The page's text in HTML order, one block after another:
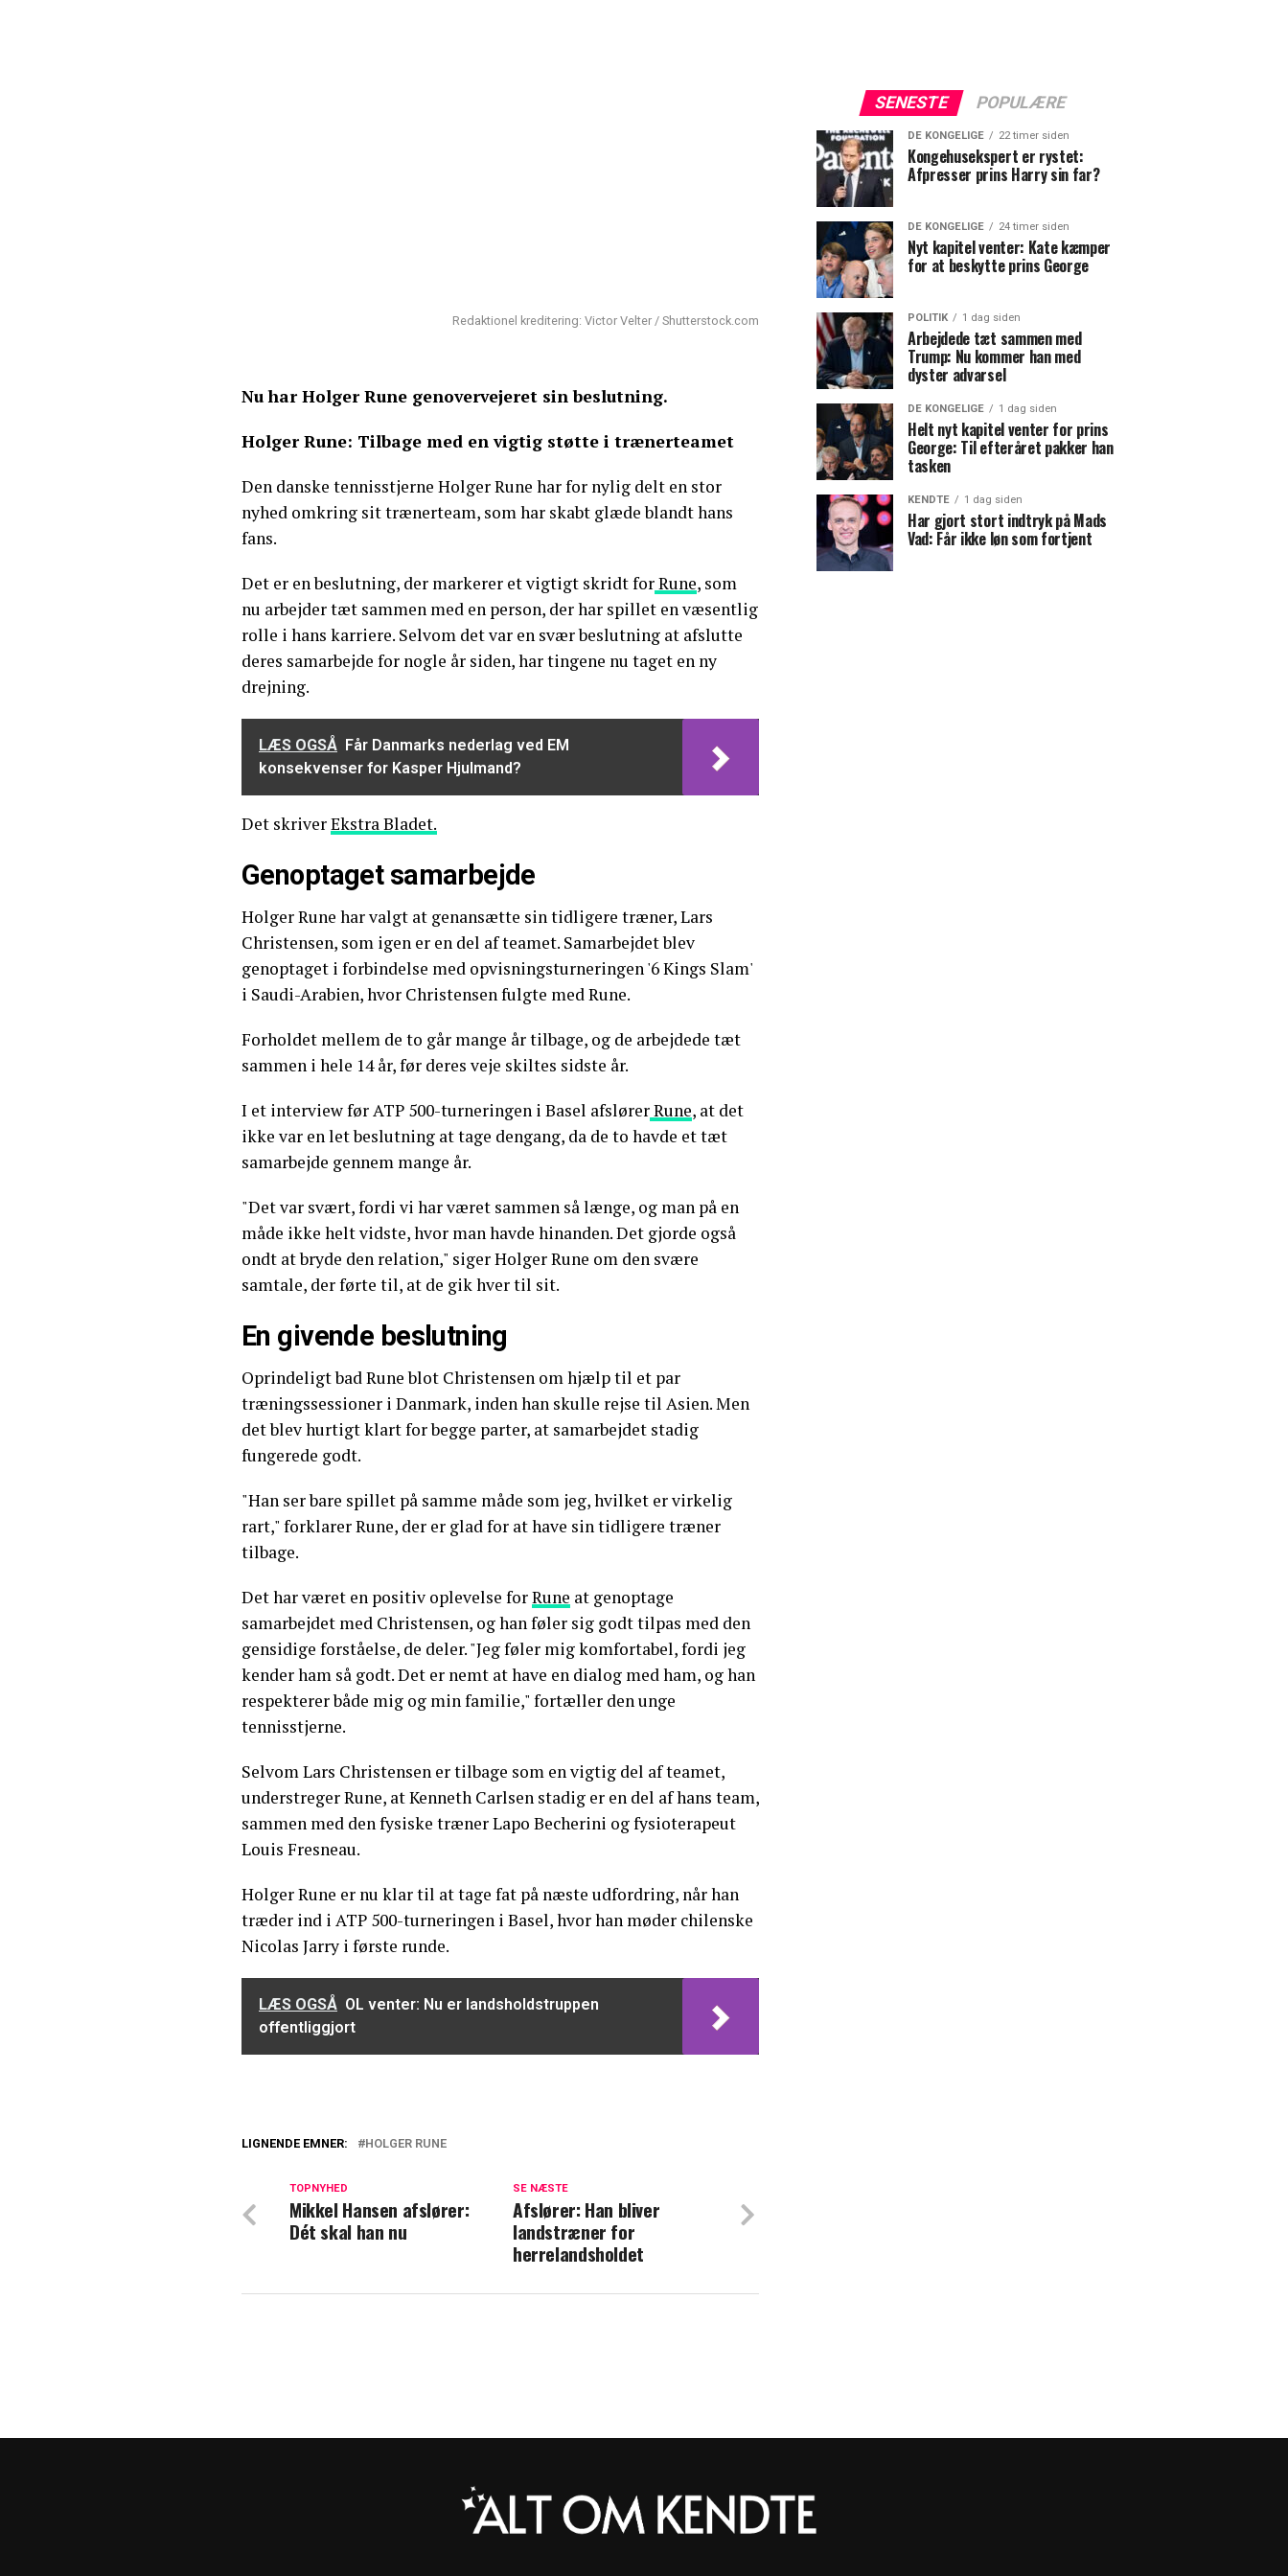
Redaktionel kreditering: Victor Velter / Shutterstock.com
Nu har Holger Rune genovervejeret sin beslutning.
Holger Rune: Tilbage med en vigtig støtte i trænerteamet
Den danske tennisstjerne Holger Rune har for nylig delt en stor
nyhed omkring sit trænerteam, som har skabt glæde blandt hans
fans.
Det er en beslutning, der markerer et vigtigt skridt forRune, som
nu arbejder tæt sammen med en person, der har spillet en væsentlig
rolle i hans karriere. Selvom det var en svær beslutning at afslutte
deres samarbejde for nogle år siden, har tingene nu taget en ny
drejning.
LÆS OGSÅ Får Danmarks nederlag ved EM
konsekvenser for Kasper Hjulmand?
Det skriverEkstra Bladet.
Genoptaget samarbejde
Holger Rune har valgt at genansætte sin tidligere træner, Lars
Christensen, som igen er en del af teamet. Samarbejdet blev
genoptaget i forbindelse med opvisningsturneringen '6 Kings Slam'
i Saudi-Arabien, hvor Christensen fulgte med Rune.
Forholdet mellem de to går mange år tilbage, og de arbejdede tæt
sammen i hele 14 år, før deres veje skiltes sidste år.
I et interview før ATP 500-turneringen i Basel afslørerRune, at det
ikke var en let beslutning at tage dengang, da de to havde et tæt
samarbejde gennem mange år.
"Det var svært, fordi vi har været sammen så længe, og man på en
måde ikke helt vidste, hvor man havde hinanden. Det gjorde også
ondt at bryde den relation," siger Holger Rune om den svære
samtale, der førte til, at de gik hver til sit.
En givende beslutning
Oprindeligt bad Rune blot Christensen om hjælp til et par
træningssessioner i Danmark, inden han skulle rejse til Asien. Men
det blev hurtigt klart for begge parter, at samarbejdet stadig
fungerede godt.
"Han ser bare spillet på samme måde som jeg, hvilket er virkelig
rart," forklarer Rune, der er glad for at have sin tidligere træner
tilbage.
Det har været en positiv oplevelse forRune at genoptage
samarbejdet med Christensen, og han føler sig godt tilpas med den
gensidige forståelse, de deler. "Jeg føler mig komfortabel, fordi jeg
kender ham så godt. Det er nemt at have en dialog med ham, og han
respekterer både mig og min familie," fortæller den unge
tennisstjerne.
Selvom Lars Christensen er tilbage som en vigtig del af teamet,
understreger Rune, at Kenneth Carlsen stadig er en del af hans team,
sammen med den fysiske træner Lapo Becherini og fysioterapeut
Louis Fresneau.
Holger Rune er nu klar til at tage fat på næste udfordring, når han
træder ind i ATP 500-turneringen i Basel, hvor han møder chilenske
Nicolas Jarry i første runde.
LÆS OGSÅ OL venter: Nu er landsholdstruppen
offentliggjort
Holger Rune trækker stikket: Sådan tilbringer han sin ferie
LIGNENDE EMNER: HOLGER RUNE
SE NÆSTE
Afslører: Han bliver
landstræner for
herrelandsholdet
TOPNYHED
Mikkel Hansen afslører:
Dét skal han nu
SENESTE POPULÆRE
DE KONGELIGE 22 timer siden
Kongehusekspert er rystet:
Afpresser prins Harry sin far?
DE KONGELIGE 24 timer siden
Nyt kapitel venter: Kate kæmper
for at beskytte prins George
POLITIK 1 dag siden
Arbejdede tæt sammen med
Trump: Nu kommer han med
dyster advarsel
DE KONGELIGE 1 dag siden
Helt nyt kapitel venter for prins
George: Til efteråret pakker han
tasken
KENDTE 1 dag siden
Har gjort stort indtryk på Mads
Vad: Får ikke løn som fortjent